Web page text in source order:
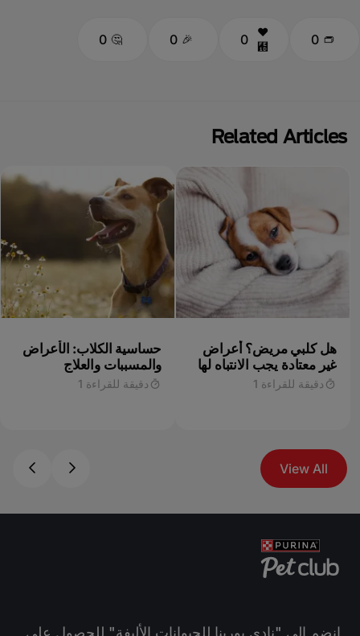
0
0
0
0
Related Articles
هل كلبي مريض؟ أعراض
غير معتادة يجب الانتباه لها
دقيقة للقراءة 1
حساسية الكلاب: الأعراض
والمسببات والعلاج
دقيقة للقراءة 1
View All
انضم الي "نادي بورينا للحيوانات الأليفة" للحصول على